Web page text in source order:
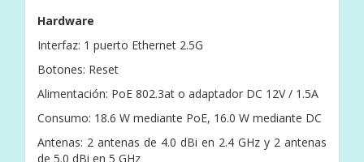
Hardware
Interfaz: 1 puerto Ethernet 2.5G
Botones: Reset
Alimentación: PoE 802.3at o adaptador DC 12V / 1.5A
Consumo: 18.6 W mediante PoE, 16.0 W mediante DC
Antenas: 2 antenas de 4.0 dBi en 2.4 GHz y 2 antenas
de 5.0 dBi en 5 GHz